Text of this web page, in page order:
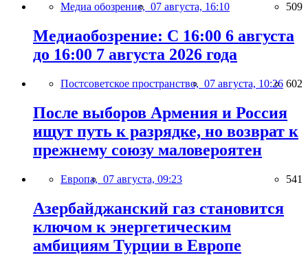
Медиа обозрение, 07 августа, 16:10 509
Медиаобозрение: С 16:00 6 августа
до 16:00 7 августа 2026 года
Постсоветское пространство, 07 августа, 10:26 602
После выборов Армения и Россия
ищут путь к разрядке, но возврат к
прежнему союзу маловероятен
Европа, 07 августа, 09:23 541
Азербайджанский газ становится
ключом к энергетическим
амбициям Турции в Европе